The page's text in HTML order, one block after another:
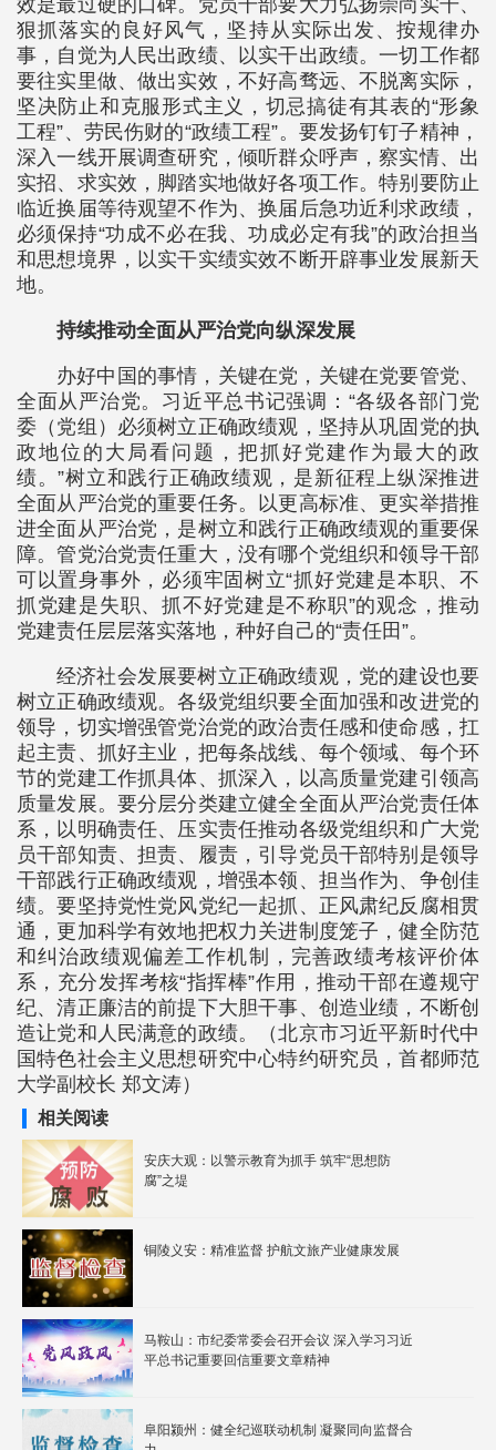
狠抓落实的良好风气，坚持从实际出发、按规律办
事，自觉为人民出政绩、以实干出政绩。一切工作都
要往实里做、做出实效，不好高骛远、不脱离实际，
坚决防止和克服形式主义，切忌搞徒有其表的“形象
工程”、劳民伤财的“政绩工程”。要发扬钉钉子精神，
深入一线开展调查研究，倾听群众呼声，察实情、出
实招、求实效，脚踏实地做好各项工作。特别要防止
临近换届等待观望不作为、换届后急功近利求政绩，
必须保持“功成不必在我、功成必定有我”的政治担当
和思想境界，以实干实绩实效不断开辟事业发展新天
地。
持续推动全面从严治党向纵深发展
办好中国的事情，关键在党，关键在党要管党、
全面从严治党。习近平总书记强调：“各级各部门党
委（党组）必须树立正确政绩观，坚持从巩固党的执
政地位的大局看问题，把抓好党建作为最大的政
绩。”树立和践行正确政绩观，是新征程上纵深推进
全面从严治党的重要任务。以更高标准、更实举措推
进全面从严治党，是树立和践行正确政绩观的重要保
障。管党治党责任重大，没有哪个党组织和领导干部
可以置身事外，必须牢固树立“抓好党建是本职、不
抓党建是失职、抓不好党建是不称职”的观念，推动
党建责任层层落实落地，种好自己的“责任田”。
经济社会发展要树立正确政绩观，党的建设也要
树立正确政绩观。各级党组织要全面加强和改进党的
领导，切实增强管党治党的政治责任感和使命感，扛
起主责、抓好主业，把每条战线、每个领域、每个环
节的党建工作抓具体、抓深入，以高质量党建引领高
质量发展。要分层分类建立健全全面从严治党责任体
系，以明确责任、压实责任推动各级党组织和广大党
员干部知责、担责、履责，引导党员干部特别是领导
干部践行正确政绩观，增强本领、担当作为、争创佳
绩。要坚持党性党风党纪一起抓、正风肃纪反腐相贯
通，更加科学有效地把权力关进制度笼子，健全防范
和纠治政绩观偏差工作机制，完善政绩考核评价体
系，充分发挥考核“指挥棒”作用，推动干部在遵规守
纪、清正廉洁的前提下大胆干事、创造业绩，不断创
造让党和人民满意的政绩。（北京市习近平新时代中
国特色社会主义思想研究中心特约研究员，首都师范
大学副校长 郑文涛）
相关阅读
安庆大观：以警示教育为抓手 筑牢“思想防
腐”之堤
铜陵义安：精准监督 护航文旅产业健康发展
马鞍山：市纪委常委会召开会议 深入学习习近
平总书记重要回信重要文章精神
阜阳颍州：健全纪巡联动机制 凝聚同向监督合